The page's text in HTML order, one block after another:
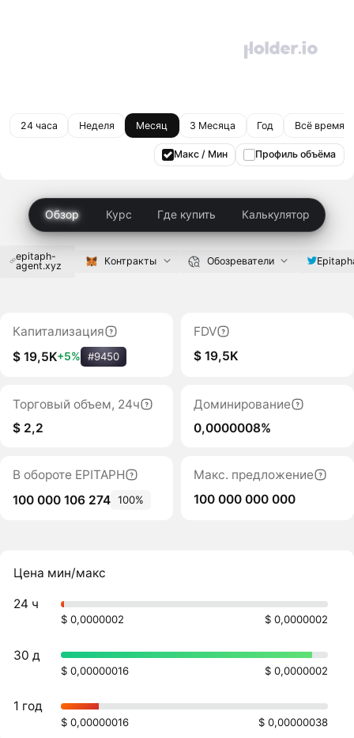
24 часа Неделя Месяц 3 Месяца Год Всё время
Макс / Мин Профиль объёма
Обзор Курс Где купить Калькулятор
epitaph-
agent.xyz
Контракты Обозреватели
Капитализация
$ 19,5K+5% #9450
FDV
$ 19,5K
Торговый объем, 24ч
$ 2,2
Доминирование
0,0000008%
В обороте EPITAPH
100 000 106 274 100%
Макс. предложение
100 000 000 000
Цена мин/макс
24 ч
$ 0,0000002 $ 0,0000002
30 д
$ 0,00000016 $ 0,0000002
1 год
$ 0,00000016 $ 0,00000038